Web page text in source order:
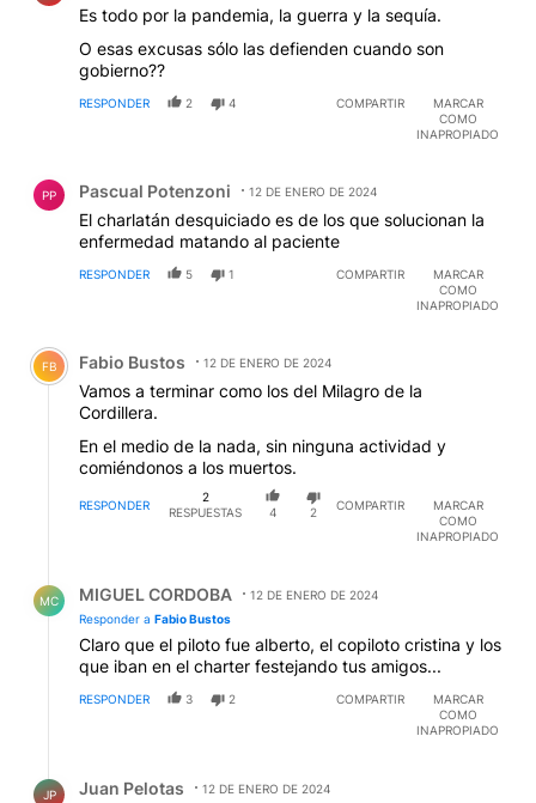
Es todo por la pandemia, la guerra y la sequía.
O esas excusas sólo las defienden cuando son
gobierno??
RESPONDER 2 4 COMPARTIR
MARCAR
COMO
INAPROPIADO
PP Pascual Potenzoni 12 DE ENERO DE 2024
El charlatán desquiciado es de los que solucionan la
enfermedad matando al paciente
RESPONDER 5 1 COMPARTIR
MARCAR
COMO
INAPROPIADO
Comentario de Fabio Bustos.
FB Fabio Bustos 12 DE ENERO DE 2024
Vamos a terminar como los del Milagro de la
Cordillera.
En el medio de la nada, sin ninguna actividad y
comiéndonos a los muertos.
RESPONDER
2
RESPUESTAS
4 2
COMPARTIR
MARCAR
COMO
INAPROPIADO
MC MIGUEL CORDOBA
12 DE ENERO DE 2024
Responder a Fabio Bustos
Claro que el piloto fue alberto, el copiloto cristina y los
que iban en el charter festejando tus amigos...
RESPONDER 3 2 COMPARTIR
MARCAR
COMO
INAPROPIADO
JP Juan Pelotas
12 DE ENERO DE 2024